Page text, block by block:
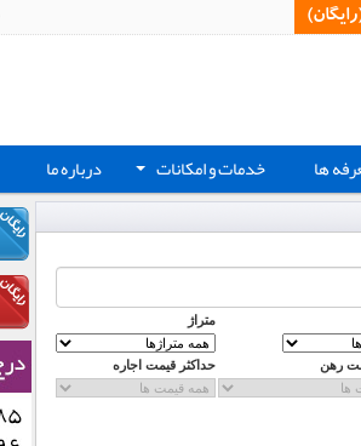
ها + خدمات و امکانات درباره ما
متراژ
رهن حداکثر قیمت اجاره